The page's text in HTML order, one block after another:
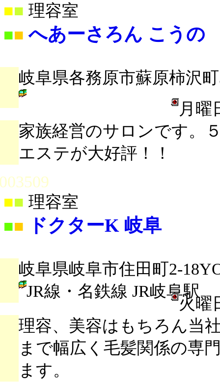
■ 理容室
■■ へあーさろん こうの
岐阜県各務原市蘇原柿沢
月曜
家族経営のサロンです。
エステが大好評！！
■ 理容室
■■ ドクターK 岐阜
岐阜県岐阜市住田町2-
JR線・名鉄線 JR岐阜駅
火曜
理容、美容はもちろん当
まで幅広く毛髪関係の専
ます。